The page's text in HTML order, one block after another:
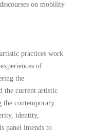
on mobility
practices work
of
the
the current artistic
contemporary
identity,
panel intends to